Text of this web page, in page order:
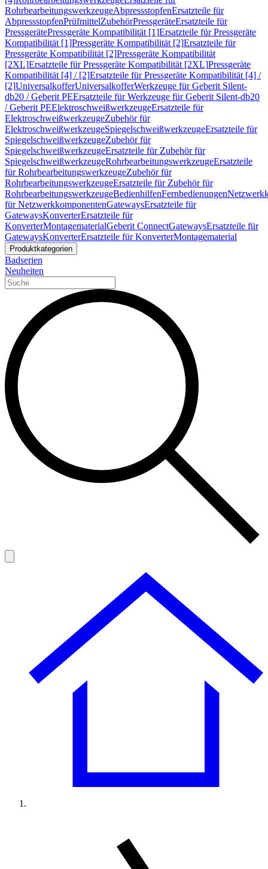
RohrbearbeitungswerkzeugeAbpressstopfenErsatzteile für
AbpressstopfenPrüfmittelZubehörPressgeräteErsatzteile für
PressgerätePressgeräte Kompatibilität [1]Ersatzteile für Pressgeräte
Kompatibilität [1]Pressgeräte Kompatibilität [2]Ersatzteile für
Pressgeräte Kompatibilität [2]Pressgeräte Kompatibilität
[2XL]Ersatzteile für Pressgeräte Kompatibilität [2XL]Pressgeräte
Kompatibilität [4] / [2]Ersatzteile für Pressgeräte Kompatibilität [4] /
[2]UniversalkofferUniversalkofferWerkzeuge für Geberit Silent-
db20 / Geberit PEErsatzteile für Werkzeuge für Geberit Silent-db20
/ Geberit PEElektroschweißwerkzeugeErsatzteile für
ElektroschweißwerkzeugeZubehör für
ElektroschweißwerkzeugeSpiegelschweißwerkzeugeErsatzteile für
SpiegelschweißwerkzeugeZubehör für
SpiegelschweißwerkzeugeErsatzteile für Zubehör für
SpiegelschweißwerkzeugeRohrbearbeitungswerkzeugeErsatzteile
für RohrbearbeitungswerkzeugeZubehör für
RohrbearbeitungswerkzeugeErsatzteile für Zubehör für
RohrbearbeitungswerkzeugeBedienhilfenFernbedienungen
für NetzwerkkomponentenGatewaysErsatzteile für
GatewaysKonverterErsatzteile für
KonverterMontagematerialGeberit ConnectGatewaysErsatzteile für
GatewaysKonverterErsatzteile für KonverterMontagematerial
Produktkategorien
Badserien
Neuheiten